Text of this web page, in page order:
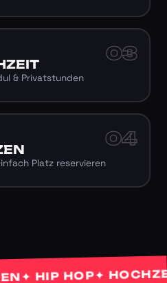
03
& Privatstunden
04
Platz reservieren
HOP ✦